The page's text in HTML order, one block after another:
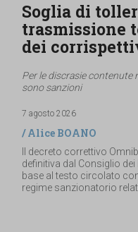
Soglia di
trasmissione
dei
Per le discrasie contenute
sono sanzioni
7 agosto 2026
/Alice BOANO
Il decreto correttivo
definitiva dal Consiglio
base al testo circolato
regime sanzionatorio